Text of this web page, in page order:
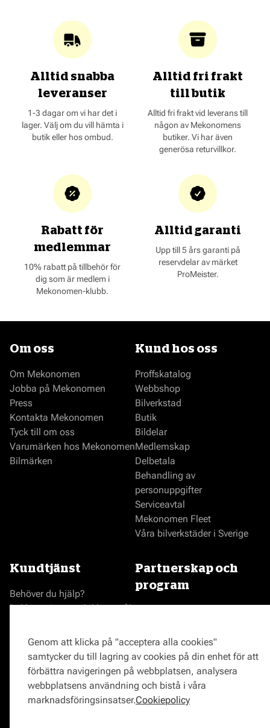
Alltid snabba
leveranser
1-3 dagar om vi har det i
lager. Välj om du vill hämta i
butik eller hos ombud.
Alltid fri frakt
till butik
Alltid fri frakt vid leverans till
någon av Mekonomens
butiker. Vi har även
generösa returvillkor.
Rabatt för
medlemmar
10% rabatt på tillbehör för
dig som är medlem i
Mekonomen-klubb.
Alltid garanti
Upp till 5 års garanti på
reservdelar av märket
ProMeister.
Om oss
Om Mekonomen
Jobba på Mekonomen
Press
Kontakta Mekonomen
Tyck till om oss
Varumärken hos Mekonomen
Bilmärken
Kund hos oss
Proffskatalog
Webbshop
Bilverkstad
Butik
Bildelar
Medlemskap
Delbetala
Behandling av
personuppgifter
Serviceavtal
Mekonomen Fleet
Våra bilverkstäder i Sverige
Kundtjänst
Behöver du hjälp?
Reklamationer och klagomål
Frågor om verkstäder?
Partnerskap och
program
Prisgaranti
Vägassistans
ProMeister
Onlinemagasin
0771-72 00 00
Genom att klicka på "acceptera alla cookies"
samtycker du till lagring av cookies på din enhet för att
förbättra navigeringen på webbplatsen, analysera
webbplatsens användning och bistå i våra
marknadsföringsinsatser.Cookiepolicy